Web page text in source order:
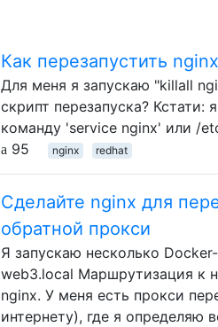
Как перезапустить
Для меня я запускаю "killall
скрипт перезапуска?
команду 'service nginx' или /
95
nginx redhat
Сделайте nginx для
обратной прокси
Я запускаю несколько
web3.local Маршрутизация к
nginx. У меня есть прокси
интернету), где я определяю